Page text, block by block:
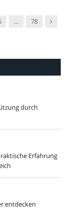
… 78
durch
Erfahrung
entdecken